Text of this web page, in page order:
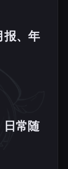
报、年
日常随